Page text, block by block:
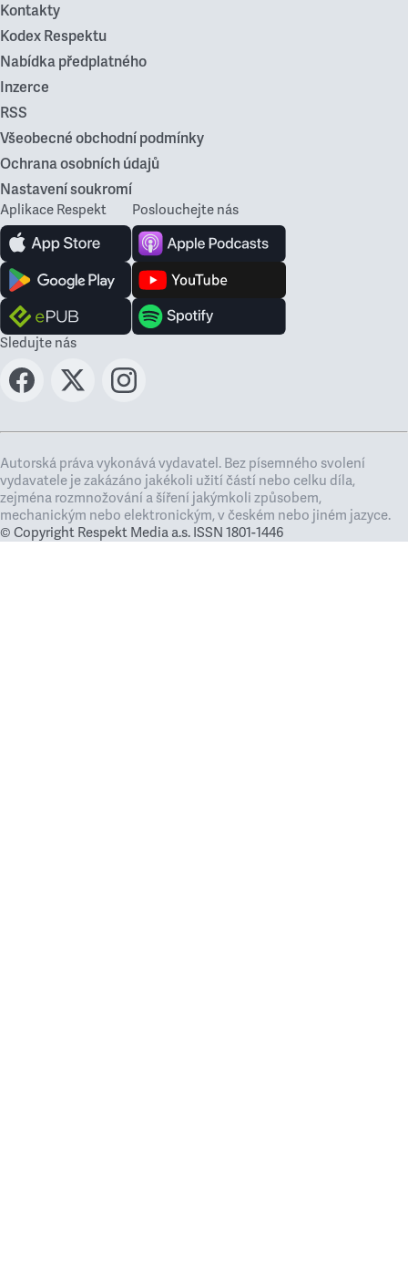
Kontakty
Kodex Respektu
Nabídka předplatného
Inzerce
RSS
Všeobecné obchodní podmínky
Ochrana osobních údajů
Nastavení soukromí
Aplikace Respekt Poslouchejte nás
Sledujte nás
Autorská práva vykonává vydavatel. Bez písemného svolení
vydavatele je zakázáno jakékoli užití částí nebo celku díla,
zejména rozmnožování a šíření jakýmkoli způsobem,
mechanickým nebo elektronickým, v českém nebo jiném jazyce.
© Copyright Respekt Media a.s. ISSN 1801-1446